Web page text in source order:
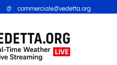
@ commerciale@vedetta.org